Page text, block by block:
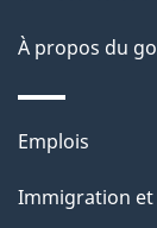
n
s
u
r
c
À propos du
Thèmes
sujets
Emplois
Immigration